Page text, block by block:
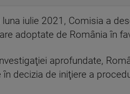
luna iulie 2021, Comisia a
adoptate de România în
aprofundate,
în decizia de iniţiere a